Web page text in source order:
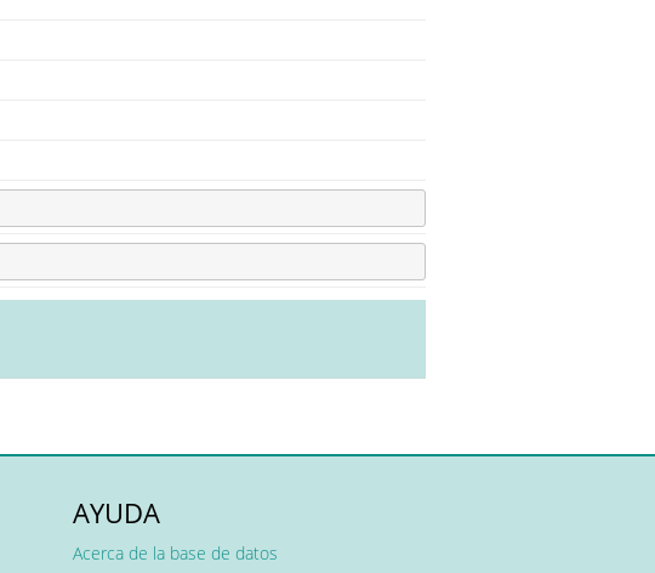
AYUDA
Acerca de la base de datos